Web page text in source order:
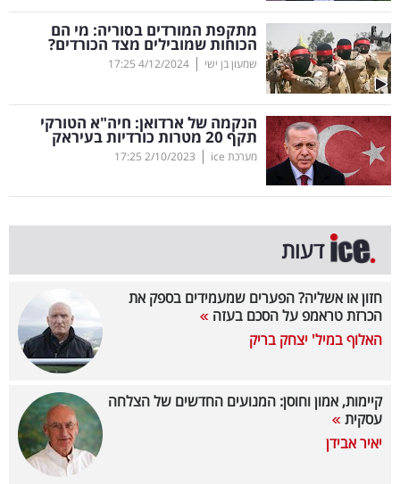
שיווק
ופרסום
משפט
מדדים
ומחקרים
דעות
רכילות
עסקית
קריפטו
ויראלי
עסקי
מתקפת המורדים בסוריה: מי הם
הכוחות שמובילים מצד הכורדים?
שמעון בן ישי |
4/12/2024
17:25
הנקמה של ארדואן: חיה"א הטורקי
תקף 20 מטרות כורדיות בעיראק
מערכת ice |
2/10/2023
17:25
דעות
חזון או אשליה? הפערים שמעמידים בספק את
הכרזת טראמפ על הסכם בעזה
האלוף במיל' יצחק בריק
קיימות, אמון וחוסן: המנועים החדשים של הצלחה
עסקית
יאיר אבידן